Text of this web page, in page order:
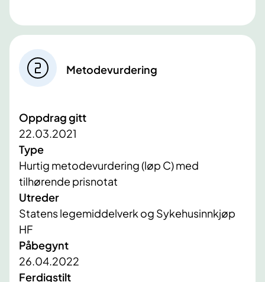
Metodevurdering
Oppdrag gitt
22.03.2021
Type
Hurtig metodevurdering (løp C) med
tilhørende prisnotat
Utreder
Statens legemiddelverk og Sykehusinnkjøp
HF
Påbegynt
26.04.2022
Ferdigstilt